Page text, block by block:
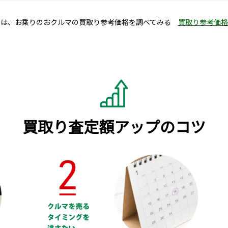
、お乗りのおクルマの買取り参考価格を調べてみる 買取り参考価
買取り査定額アップのコツ